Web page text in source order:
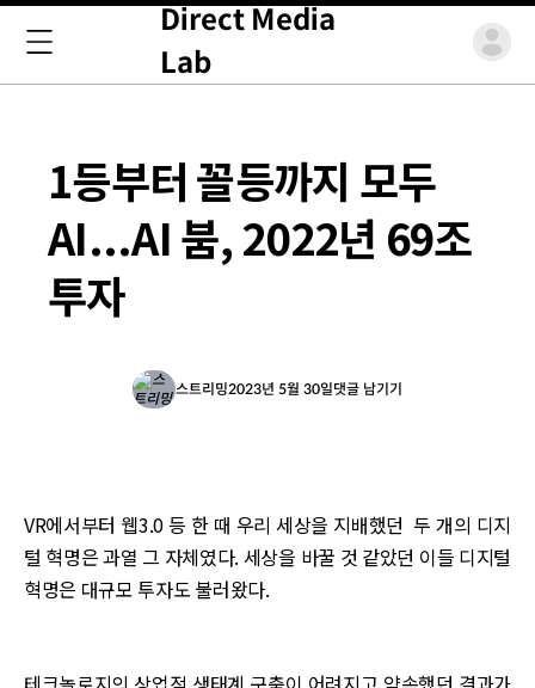
Direct Media
Lab
1등부터 꼴등까지 모두
AI...AI 붐, 2022년 69조
투자
스트리밍2023년 5월 30일댓글 남기기
VR에서부터 웹3.0 등 한 때 우리 세상을 지배했던 두 개의 디지
털 혁명은 과열 그 자체였다. 세상을 바꿀 것 같았던 이들 디지털
혁명은 대규모 투자도 불러왔다.